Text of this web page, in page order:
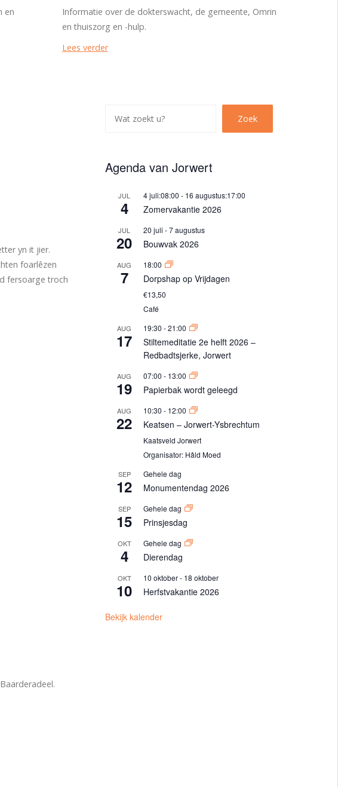
en
Informatie over de dokterswacht, de gemeente, Omrin
en thuiszorg en -hulp.
Lees verder
yn it jier.
foarlêzen
fersoarge troch
e
Zoek
Agenda van Jorwert
JUL
4
4 juli:08:00 - 16 augustus:17:00
Zomervakantie 2026
JUL
20
20 juli -7 augustus
Bouwvak 2026
AUG
7
18:00
Dorpshap op Vrijdagen
€13,50
Café
AUG
17
19:30 -21:00
Stiltemeditatie 2e helft 2026 –
Redbadtsjerke, Jorwert
AUG
19
07:00 - 13:00
Papierbak wordt geleegd
AUG
22
10:30 - 12:00
Keatsen – Jorwert-Ysbrechtum
Kaatsveld Jorwert
Organisator: Hâld Moed
SEP
12
Gehele dag
Monumentendag 2026
SEP
15
Gehele dag
Prinsjesdag
OKT
4
Gehele dag
Dierendag
OKT
10
10 oktober- 18 oktober
Herfstvakantie 2026
Bekijk kalender